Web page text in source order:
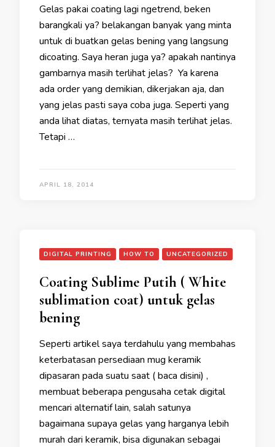
Gelas pakai coating lagi ngetrend, beken
barangkali ya? belakangan banyak yang minta
untuk di buatkan gelas bening yang langsung
dicoating. Saya heran juga ya? apakah nantinya
gambarnya masih terlihat jelas? Ya karena
ada order yang demikian, dikerjakan aja, dan
yang jelas pasti saya coba juga. Seperti yang
anda lihat diatas, ternyata masih terlihat jelas.
Tetapi …
APRIL 18, 2014
DIGITAL PRINTING HOW TO UNCATEGORIZED
Coating Sublime Putih ( White
sublimation coat) untuk gelas
bening
Seperti artikel saya terdahulu yang membahas
keterbatasan persediaan mug keramik
dipasaran pada suatu saat ( baca disini) ,
membuat beberapa pengusaha cetak digital
mencari alternatif lain, salah satunya
bagaimana supaya gelas yang harganya lebih
murah dari keramik, bisa digunakan sebagai